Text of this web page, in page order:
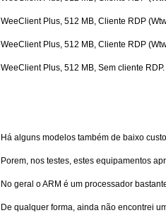
WeeClient Plus, 512 MB, Cliente RDP
WeeClient Plus, 512 MB, Cliente RDP
WeeClient Plus, 512 MB, Sem cliente
Há alguns modelos também de baixo
Porem, nos testes, estes equipamentos
No geral o ARM é um processador
De qualquer forma, ainda não encontrei